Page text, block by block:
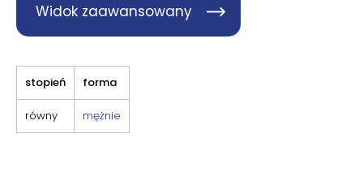
Widok zaawansowany
stopień forma
równy mężnie